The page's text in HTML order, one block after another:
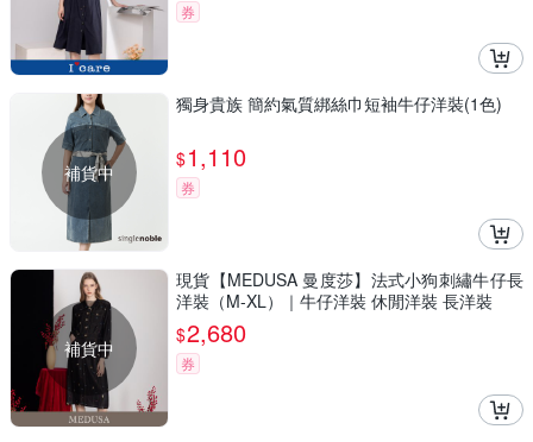
券
補貨中
獨身貴族 簡約氣質綁絲巾短袖牛仔洋裝(1色)
$1,110
券
補貨中
現貨【MEDUSA 曼度莎】法式小狗刺繡牛仔長
洋裝（M-XL）｜牛仔洋裝 休閒洋裝 長洋裝
$2,680
券